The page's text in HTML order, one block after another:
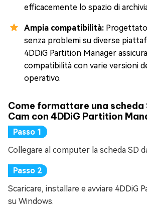
efficacemente lo spazio di
Ampia compatibilità:
senza problemi su diverse
4DDiG Partition Manager
compatibilità con varie versioni
operativo.
Come formattare una scheda
Cam con 4DDiG Partition
Collegare al computer la scheda SD
Scaricare, installare e avviare 4DDiG
su Windows.